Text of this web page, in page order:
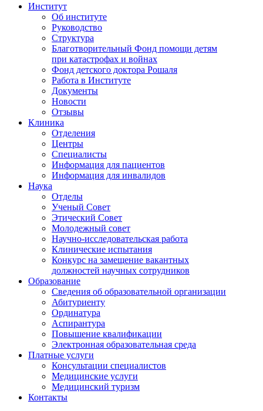
Институт
Об институте
Руководство
Структура
Благотворительный Фонд помощи детям
при катастрофах и войнах
Фонд детского доктора Рошаля
Работа в Институте
Документы
Новости
Отзывы
Клиника
Отделения
Центры
Специалисты
Информация для пациентов
Информация для инвалидов
Наука
Отделы
Ученый Совет
Этический Совет
Молодежный совет
Научно-исследовательская работа
Клинические испытания
Конкурс на замещение вакантных
должностей научных сотрудников
Образование
Сведения об образовательной организации
Абитуриенту
Ординатура
Аспирантура
Повышение квалификации
Электронная образовательная среда
Платные услуги
Консультации специалистов
Медицинские услуги
Медицинский туризм
Контакты